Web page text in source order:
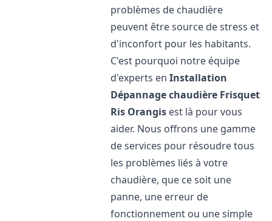
problèmes de chaudière
peuvent être source de stress et
d'inconfort pour les habitants.
C'est pourquoi notre équipe
d'experts enInstallation
Dépannage chaudière Frisquet
Ris Orangis est là pour vous
aider. Nous offrons une gamme
de services pour résoudre tous
les problèmes liés à votre
chaudière, que ce soit une
panne, une erreur de
fonctionnement ou une simple